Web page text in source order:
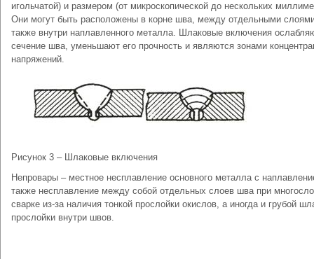
игольчатой) и размером (от микроскопической до нескольких
Они могут быть расположены в корне шва, между отдельными
также внутри наплавленного металла. Шлаковые включения
сечение шва, уменьшают его прочность и являются зонами
напряжений.
Рисунок 3 – Шлаковые включения
Непровары – местное несплавление основного металла с
также несплавление между собой отдельных слоев шва при
сварке из-за наличия тонкой прослойки окислов, а иногда и грубой
прослойки внутри швов.